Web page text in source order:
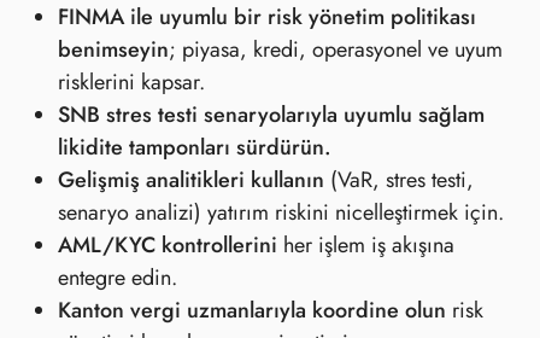
FINMA ile uyumlu bir risk yönetim politikası
benimseyin; piyasa, kredi, operasyonel ve uyum
risklerini kapsar.
SNB stres testi senaryolarıyla uyumlu sağlam
likidite tamponları sürdürün.
Gelişmiş analitikleri kullanın (VaR, stres testi,
senaryo analizi) yatırım riskini nicelleştirmek için.
AML/KYC kontrollerini her işlem iş akışına
entegre edin.
Kanton vergi uzmanlarıyla koordine olun risk